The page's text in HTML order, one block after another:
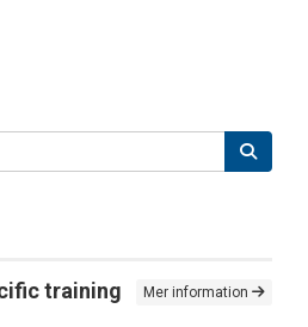
training
Mer information